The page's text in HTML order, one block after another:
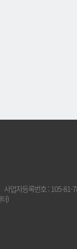
사업자등록번호 : 105-81-
)